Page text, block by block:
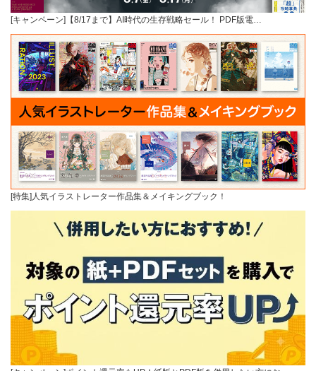
[キャンペーン]【8/17まで】AI時代の生存戦略セール！ PDF版電…
[特集]人気イラストレーター作品集＆メイキングブック！